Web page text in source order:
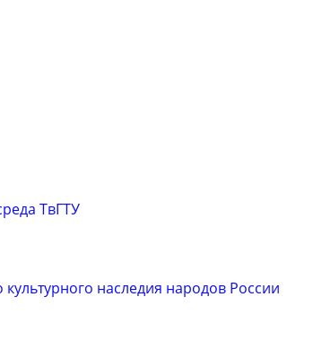
ТвГТУ
наследия народов России